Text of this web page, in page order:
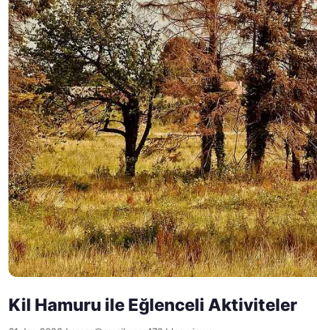
Kil Hamuru ile Eğlenceli Aktiviteler